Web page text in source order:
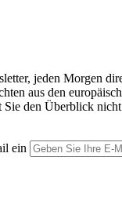
jeden Morgen
aus den
Sie den Überblick
ein